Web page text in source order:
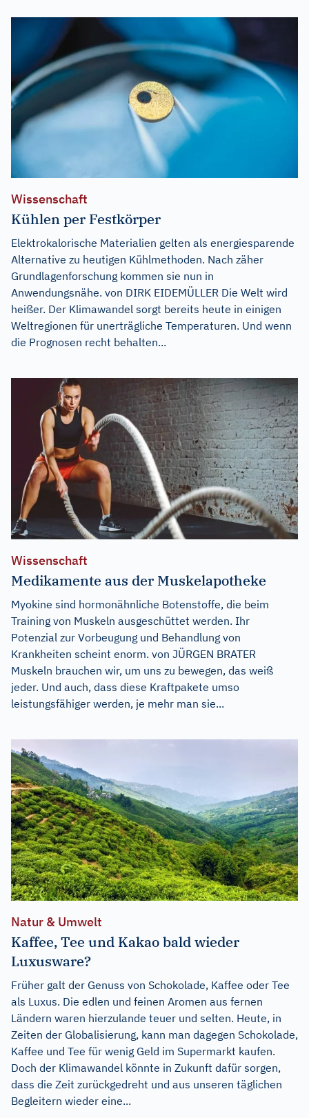
Wissenschaft
Kühlen per Festkörper
Elektrokalorische Materialien gelten als energiesparende
Alternative zu heutigen Kühlmethoden. Nach zäher
Grundlagenforschung kommen sie nun in
Anwendungsnähe. von DIRK EIDEMÜLLER Die Welt wird
heißer. Der Klimawandel sorgt bereits heute in einigen
Weltregionen für unerträgliche Temperaturen. Und wenn
die Prognosen recht behalten...
Wissenschaft
Medikamente aus der Muskelapotheke
Myokine sind hormonähnliche Botenstoffe, die beim
Training von Muskeln ausgeschüttet werden. Ihr
Potenzial zur Vorbeugung und Behandlung von
Krankheiten scheint enorm. von JÜRGEN BRATER
Muskeln brauchen wir, um uns zu bewegen, das weiß
jeder. Und auch, dass diese Kraftpakete umso
leistungsfähiger werden, je mehr man sie...
Natur & Umwelt
Kaffee, Tee und Kakao bald wieder
Luxusware?
Früher galt der Genuss von Schokolade, Kaffee oder Tee
als Luxus. Die edlen und feinen Aromen aus fernen
Ländern waren hierzulande teuer und selten. Heute, in
Zeiten der Globalisierung, kann man dagegen Schokolade,
Kaffee und Tee für wenig Geld im Supermarkt kaufen.
Doch der Klimawandel könnte in Zukunft dafür sorgen,
dass die Zeit zurückgedreht und aus unseren täglichen
Begleitern wieder eine...